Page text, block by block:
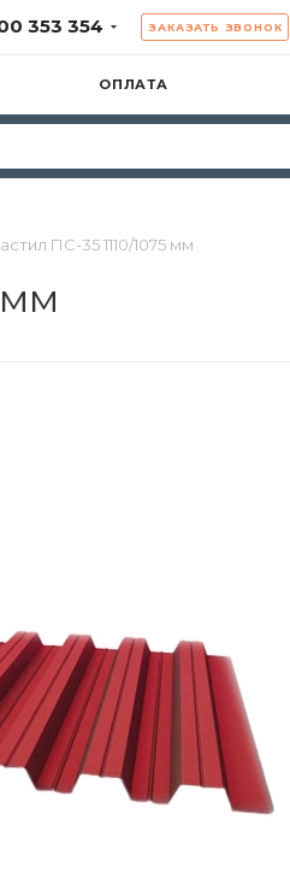
353 354 ЗАКАЗАТЬ ЗВОНОК
ОПЛАТА
ПС-35 1110/1075 мм